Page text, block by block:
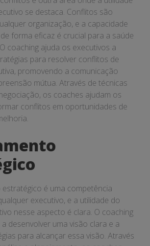
se destaca. Conflitos são
organização, e a capacidade
forma eficaz é crucial para a saúde
coaching ajuda os executivos a
para resolver conflitos de
promovendo a comunicação
mútua. Através de técnicas
os coaches ajudam os
conflitos em oportunidades de
é uma competência
executivo, e a utilidade do
nesse aspecto é clara. O coaching
desenvolver uma visão clara e a
para alcançar essa visão. Através